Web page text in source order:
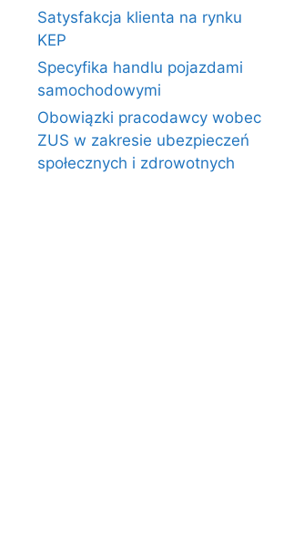
Satysfakcja klienta na rynku
KEP
Specyfika handlu pojazdami
samochodowymi
Obowiązki pracodawcy wobec
ZUS w zakresie ubezpieczeń
społecznych i zdrowotnych